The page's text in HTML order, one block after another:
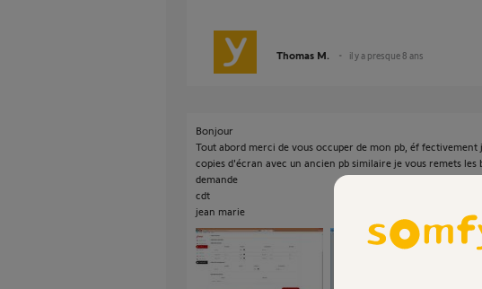
Thomas M. il y a presque 8 ans
Bonjour
Tout abord merci de vous occuper de mon pb, éf
copies d'écran avec un ancien pb similaire je vous remets les
demande
cdt
jean marie